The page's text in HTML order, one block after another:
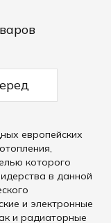
европейских
которого
в данной
и электронные
и радиаторные